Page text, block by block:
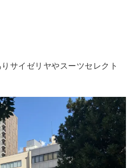
サイゼリヤやスーツセレクト